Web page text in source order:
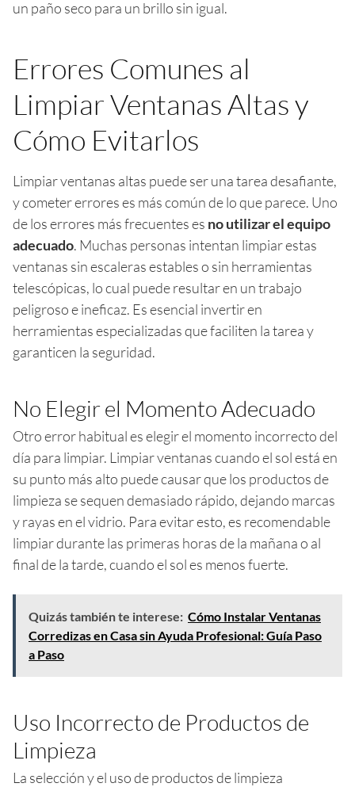
un paño seco para un brillo sin igual.
Errores Comunes al
Limpiar Ventanas Altas y
Cómo Evitarlos
Limpiar ventanas altas puede ser una tarea desafiante,
y cometer errores es más común de lo que parece. Uno
de los errores más frecuentes es no utilizar el equipo
adecuado. Muchas personas intentan limpiar estas
ventanas sin escaleras estables o sin herramientas
telescópicas, lo cual puede resultar en un trabajo
peligroso e ineficaz. Es esencial invertir en
herramientas especializadas que faciliten la tarea y
garanticen la seguridad.
No Elegir el Momento Adecuado
Otro error habitual es elegir el momento incorrecto del
día para limpiar. Limpiar ventanas cuando el sol está en
su punto más alto puede causar que los productos de
limpieza se sequen demasiado rápido, dejando marcas
y rayas en el vidrio. Para evitar esto, es recomendable
limpiar durante las primeras horas de la mañana o al
final de la tarde, cuando el sol es menos fuerte.
Quizás también te interese: Cómo Instalar Ventanas
Corredizas en Casa sin Ayuda Profesional: Guía Paso
a Paso
Uso Incorrecto de Productos de
Limpieza
La selección y el uso de productos de limpieza